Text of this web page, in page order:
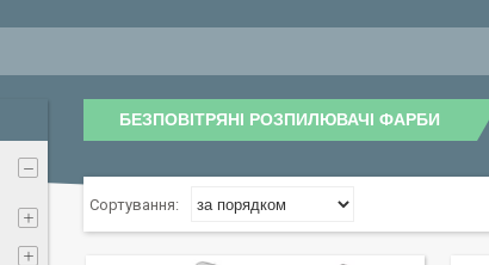
БЕЗПОВІТРЯНІ РОЗПИЛЮВАЧІ ФАРБИ